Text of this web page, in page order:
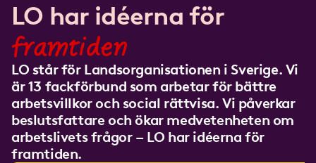
LO har idéerna för
framtiden
LO står för Landsorganisationen i Sverige. Vi
är 13 fackförbund som arbetar för bättre
arbetsvillkor och social rättvisa. Vi påverkar
beslutsfattare och ökar medvetenheten om
arbetslivets frågor – LO har idéerna för
framtiden.